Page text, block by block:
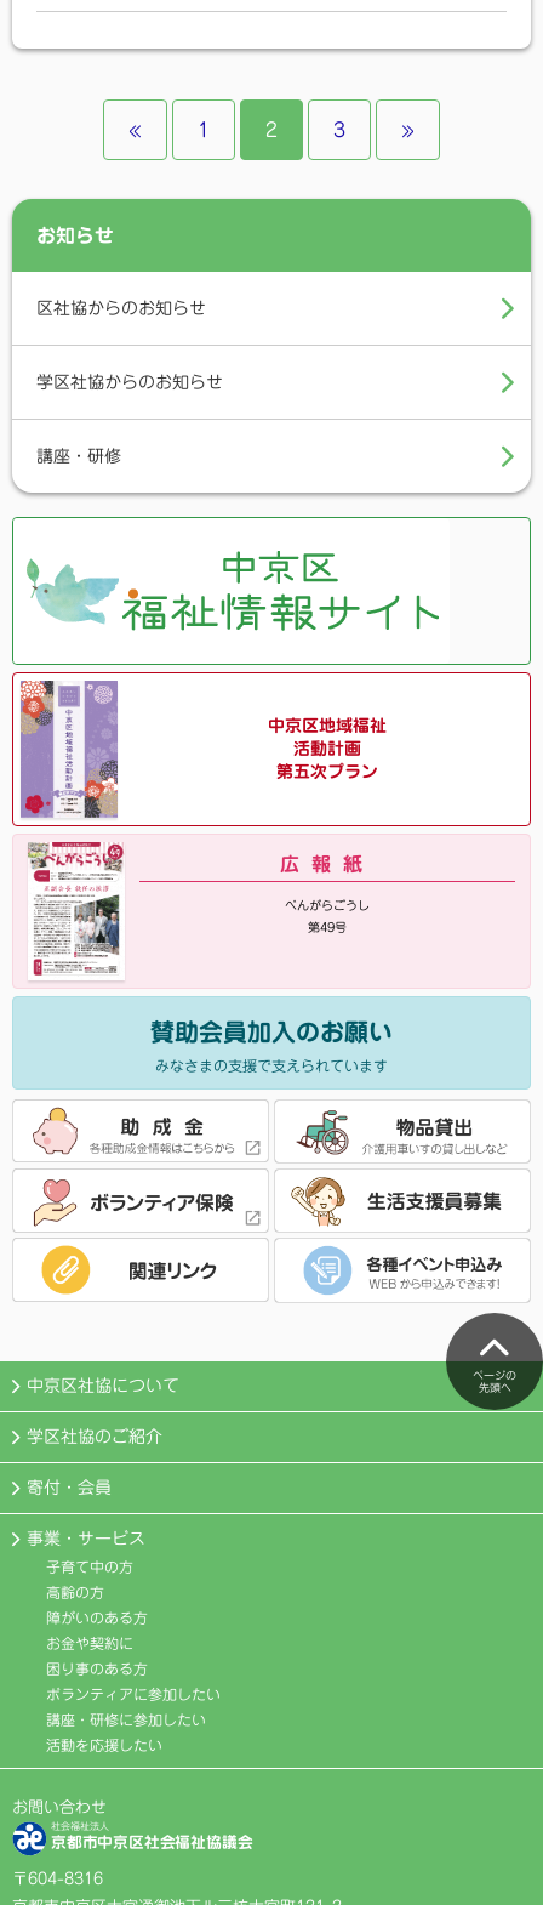
« 1 2 3 »
お知らせ
区社協からのお知らせ
学区社協からのお知らせ
講座・研修
中京区地域福祉
活動計画
第五次プラン
広報紙
べんがらごうし
第49号
賛助会員加入のお願い
みなさまの支援で支えられています
ページの
先頭へ
中京区社協について
学区社協のご紹介
寄付・会員
事業・サービス
子育て中の方
高齢の方
障がいのある方
お金や契約に
困り事のある方
ボランティアに参加したい
講座・研修に参加したい
活動を応援したい
お問い合わせ
社会福祉法人
京都市中京区社会福祉協議会
〒604-8316